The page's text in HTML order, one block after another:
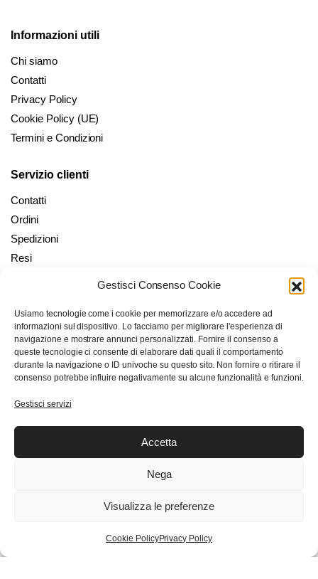
Gestisci Consenso Cookie
Usiamo tecnologie come i cookie per memorizzare e/o accedere ad
informazioni sul dispositivo. Lo facciamo per migliorare l'esperienza di
navigazione e mostrare annunci personalizzati. Fornire il consenso a
queste tecnologie ci consente di elaborare dati quali il comportamento
durante la navigazione o ID univoche su questo sito. Non fornire o ritirare il
consenso potrebbe influire negativamente su alcune funzionalità e funzioni.
Gestisci servizi
Accetta
Nega
Visualizza le preferenze
Cookie PolicyPrivacy Policy
Informazioni utili
Chi siamo
Contatti
Privacy Policy
Cookie Policy (UE)
Termini e Condizioni
Servizio clienti
Contatti
Ordini
Spedizioni
Resi
Il mio Account
Checkout
Carrello
Wishlist